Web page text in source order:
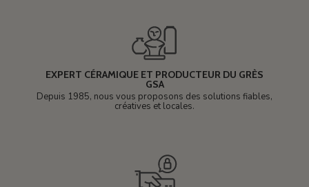
EXPERT CÉRAMIQUE ET PRODUCTEUR DU GRÈS
GSA
Depuis 1985, nous vous proposons des solutions fiables,
créatives et locales.